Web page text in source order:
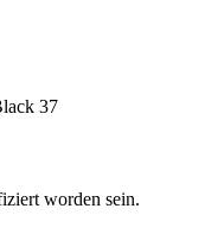
worden sein.